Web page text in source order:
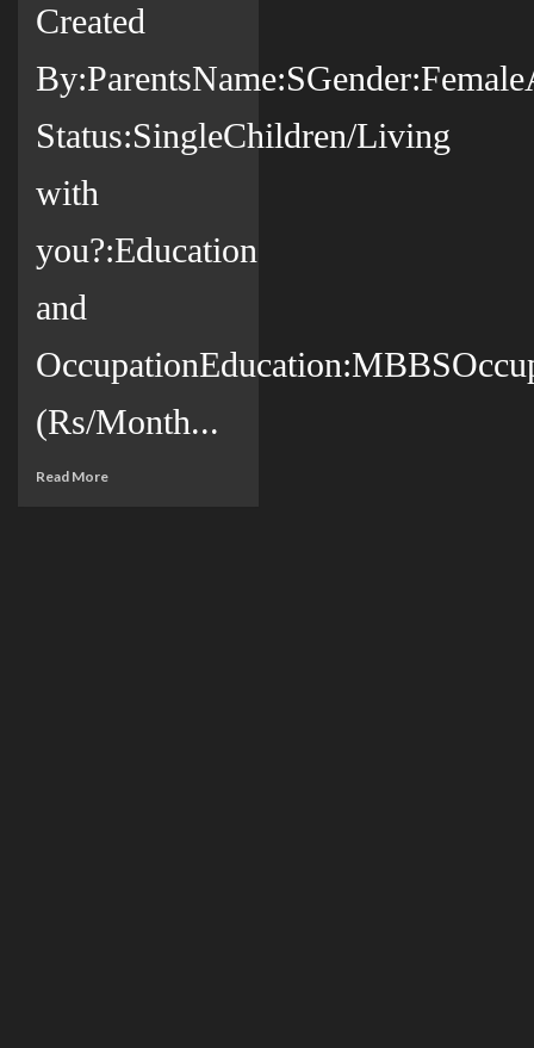
Created
Status:SingleChildren/Living
with
you?:Education
and
(Rs/Month...
Read More